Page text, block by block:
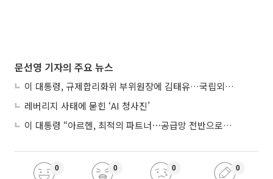
문선영 기자의 주요 뉴스
이 대통령, 규제합리화위 부위원장에 김태유…국립외교원장 김흥규
레버리지 사태에 묻힌 ‘AI 청사진’
이 대통령 “아르헨, 최적의 파트너⋯공급망 전반으로 확대”
0 0 0 0